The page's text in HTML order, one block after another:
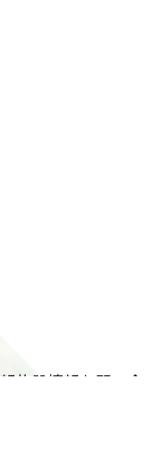
施設情報 お問い